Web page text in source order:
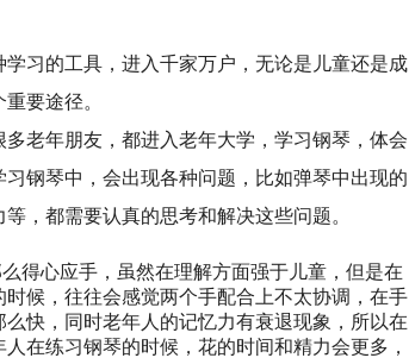
习的工具，进入千家万户，无论是儿童还是成
要途径。
老年朋友，都进入老年大学，学习钢琴，体会
钢琴中，会出现各种问题，比如弹琴中出现的
，都需要认真的思考和解决这些问题。
得心应手，虽然在理解方面强于儿童，但是在
候，往往会感觉两个手配合上不太协调，在手
快，同时老年人的记忆力有衰退现象，所以在
在练习钢琴的时候，花的时间和精力会更多，